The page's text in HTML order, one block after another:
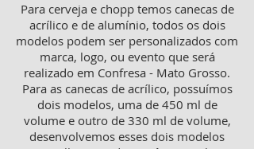
Para cerveja e chopp temos canecas de
acrílico e de alumínio, todos os dois
modelos podem ser personalizados com
marca, logo, ou evento que será
realizado em Confresa - Mato Grosso.
Para as canecas de acrílico, possuímos
dois modelos, uma de 450 ml de
volume e outro de 330 ml de volume,
desenvolvemos esses dois modelos